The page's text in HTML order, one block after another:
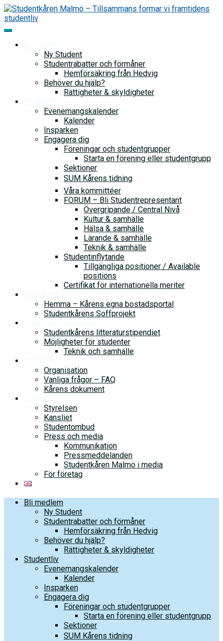
Skip
to
content
Ny Student
Studentrabatter och förmåner
Hemförsäkring från Hedvig
Behöver du hjälp?
Rättigheter & skyldigheter
Evenemangskalender
Kalender
Insparken
Engagera dig
Föreningar och studentgrupper
Starta en förening eller studentgrupp
Sektioner
SUM Kårens tidning
Våra kommittéer
FORUM – Bli Studentrepresentant
Övergripande / Central Nivå
Kultur & samhälle
Hälsa & samhälle
Lärande & samhälle
Teknik & samhälle
Studentinflytande
Tillgängliga positioner / Available
positions
Certifikat för internationella meriter
Hemma – Kårens egna bostadsportal
Studentkårens Soffprojekt
Studentkårens litteraturstipendiet
Möjligheter för studenter
Teknik och samhälle
Organisation
Vanliga frågor – FAQ
Kårens dokument
Styrelsen
Kansliet
Studentombud
Press och media
Kommunikation
Pressmeddelanden
Studentkåren Malmö i media
För företag
Bli medlem
Ny Student
Studentrabatter och förmåner
Hemförsäkring från Hedvig
Behöver du hjälp?
Rättigheter & skyldigheter
Studentliv
Evenemangskalender
Kalender
Insparken
Engagera dig
Föreningar och studentgrupper
Starta en förening eller studentgrupp
Sektioner
SUM Kårens tidning